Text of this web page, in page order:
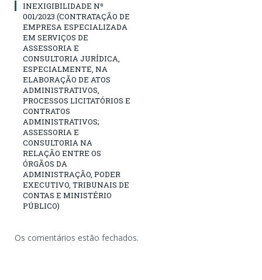
INEXIGIBILIDADE Nº
001/2023 (CONTRATAÇÃO DE
EMPRESA ESPECIALIZADA
EM SERVIÇOS DE
ASSESSORIA E
CONSULTORIA JURÍDICA,
ESPECIALMENTE, NA
ELABORAÇÃO DE ATOS
ADMINISTRATIVOS,
PROCESSOS LICITATÓRIOS E
CONTRATOS
ADMINISTRATIVOS;
ASSESSORIA E
CONSULTORIA NA
RELAÇÃO ENTRE OS
ÓRGÃOS DA
ADMINISTRAÇÃO, PODER
EXECUTIVO, TRIBUNAIS DE
CONTAS E MINISTÉRIO
PÚBLICO)
Os comentários estão fechados.